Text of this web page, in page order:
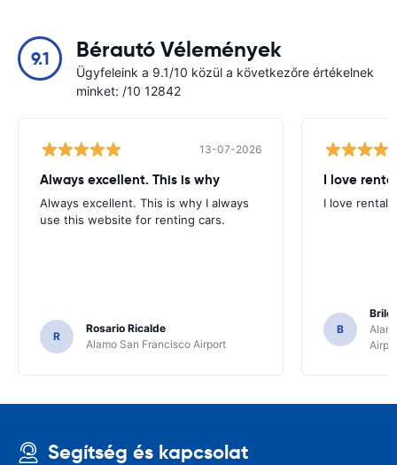
9.1 Bérautó Vélemények
Ügyfeleink a 9.1/10 közül a következőre értékelnek
minket: /10 12842
13-07-2026
Always excellent. This is why
Always excellent. This is why I always
use this website for renting cars.
R
Rosario Ricalde
Alamo San Francisco Airport
I love
I love rental
B
Segítség és kapcsolat